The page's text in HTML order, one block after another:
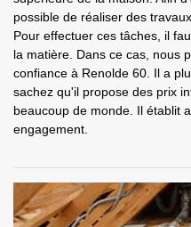
possible de réaliser des
Pour effectuer ces tâches, il
la matière. Dans ce cas, nous
confiance à Renolde 60. Il a
sachez qu'il propose des prix
beaucoup de monde. Il établit
engagement.